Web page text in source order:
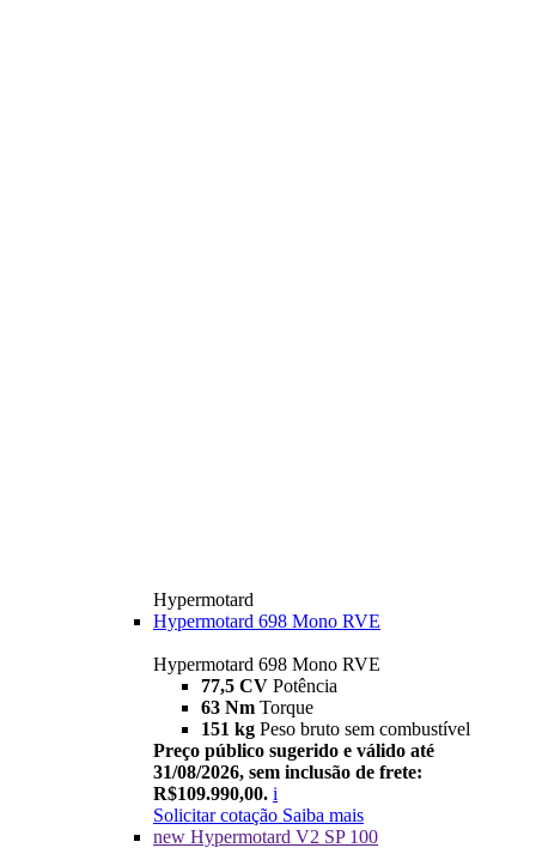
Hypermotard
Hypermotard 698 Mono RVE
Hypermotard 698 Mono RVE
77,5 CV Potência
63 Nm Torque
151 kg Peso bruto sem combustível
Preço público sugerido e válido até
31/08/2026, sem inclusão de frete:
R$109.990,00. i
Solicitar cotação Saiba mais
new Hypermotard V2 SP 100